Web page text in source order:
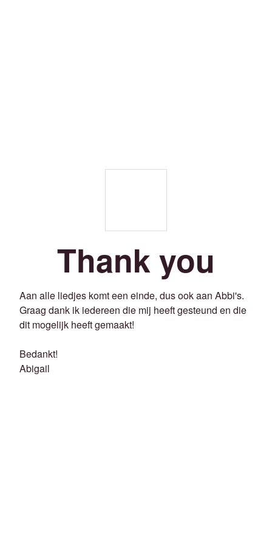
Thank you
Aan alle liedjes komt een einde, dus ook aan Abbi's.
Graag dank ik iedereen die mij heeft gesteund en die
dit mogelijk heeft gemaakt!
Bedankt!
Abigail